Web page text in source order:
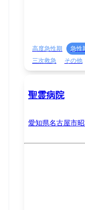
高度急性期 急性
三次救急
その他
聖霊病院
愛知県名古屋市